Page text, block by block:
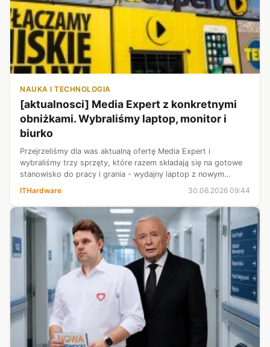
NAUKA I TECHNOLOGIA
[aktualnosci] Media Expert z konkretnymi
obniżkami. Wybraliśmy laptop, monitor i
biurko
Przejrzeliśmy dla was aktualną ofertę Media Expert i
wybraliśmy trzy sprzęty, które razem składają się na gotowe
stanowisko do pracy i grania - wydajny laptop z nowym
ITHardware 30.06.2026 09:44